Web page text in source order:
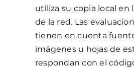
utiliza su copia local en
de la red. Las
tienen en cuenta
imágenes u hojas de
respondan con el